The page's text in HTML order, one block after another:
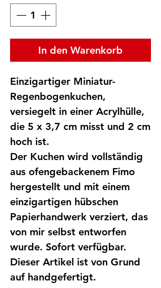
In den Warenkorb
Einzigartiger Miniatur-
Regenbogenkuchen,
versiegelt in einer Acrylhülle,
die 5 x 3,7 cm misst und 2 cm
hoch ist.
Der Kuchen wird vollständig
aus ofengebackenem Fimo
hergestellt und mit einem
einzigartigen hübschen
Papierhandwerk verziert, das
von mir selbst entworfen
wurde. Sofort verfügbar.
Dieser Artikel ist von Grund
auf handgefertigt.